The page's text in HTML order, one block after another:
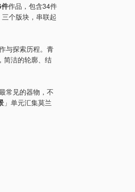
作品，包含34件
个版块，串联起
与探索历程。青
简洁的轮廓、结
常见的器物，不
」单元汇集莫兰